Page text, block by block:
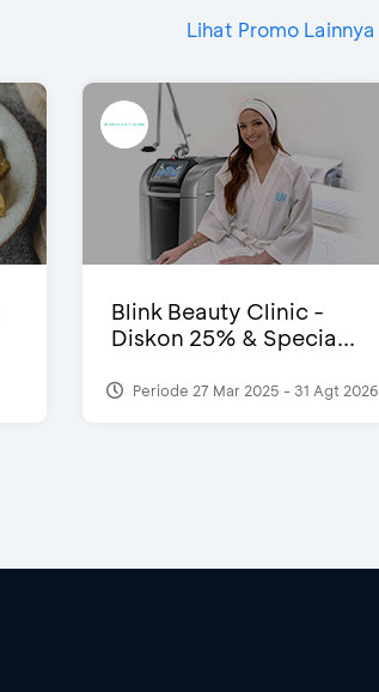
Lihat Promo Lainnya
Blink Beauty Clinic -
Diskon 25% & Specia...
Periode 27 Mar 2025 - 31 Agt 2026